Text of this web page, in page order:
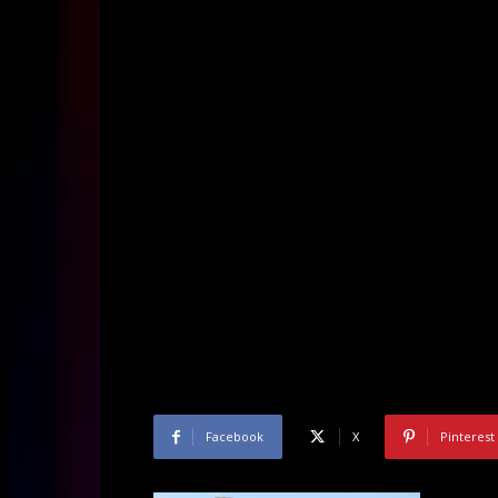
Facebook X Pinterest